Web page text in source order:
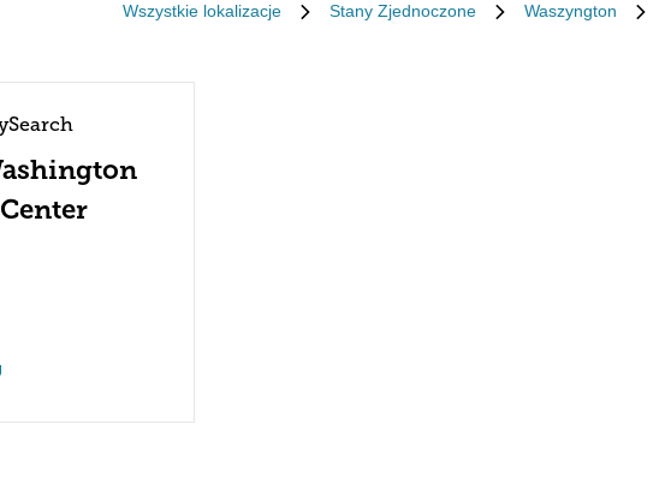
Wszystkie lokalizacje Stany Zjednoczone Waszyngton